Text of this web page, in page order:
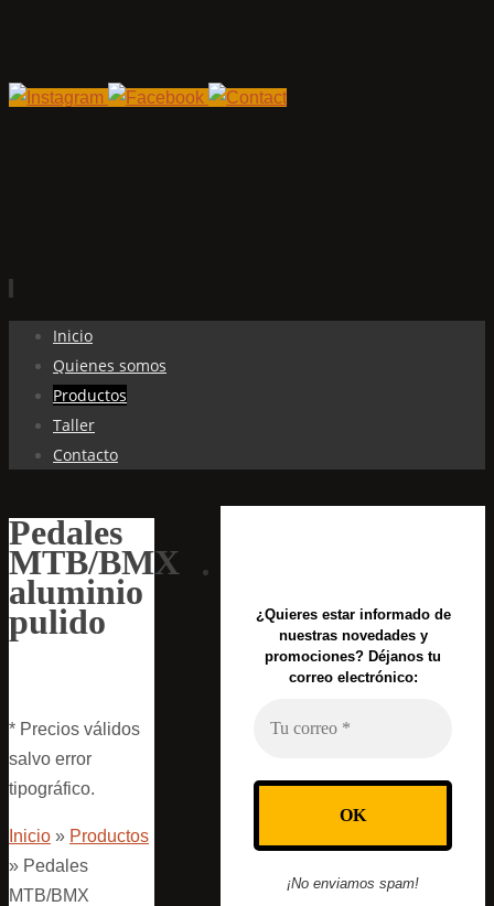
contenido
Inicio
Quienes somos
Productos
Taller
Contacto
Pedales
MTB/BMX
aluminio
pulido
* Precios válidos
salvo error
tipográfico.
Inicio » Productos
» Pedales
MTB/BMX
¿Quieres estar informado de
nuestras novedades y
promociones? Déjanos tu
correo electrónico:
¡No enviamos spam!